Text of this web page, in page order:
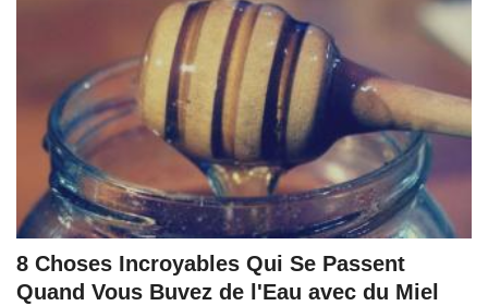
8 Choses Incroyables Qui Se Passent
Quand Vous Buvez de l'Eau avec du Miel